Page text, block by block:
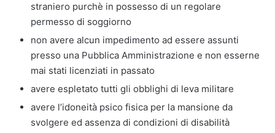
straniero purchè in possesso di un regolare
permesso di soggiorno
non avere alcun impedimento ad essere assunti
presso una Pubblica Amministrazione e non esserne
mai stati licenziati in passato
avere espletato tutti gli obblighi di leva militare
avere l’idoneità psico fisica per la mansione da
svolgere ed assenza di condizioni di disabilità